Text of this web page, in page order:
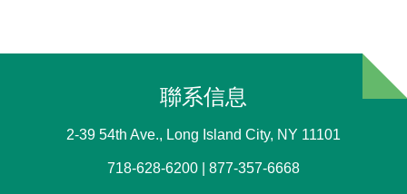
聯系信息
2-39 54th Ave., Long Island City, NY 11101
718-628-6200 | 877-357-6668